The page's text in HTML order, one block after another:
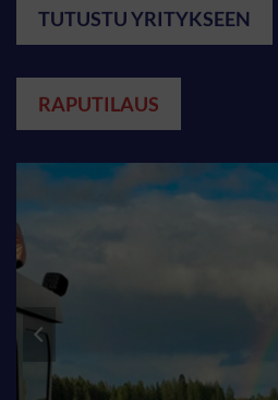
TUTUSTU YRITYKSEEN
RAPUTILAUS